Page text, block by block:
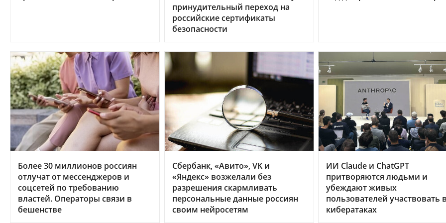
принудительный переход на
российские сертификаты
безопасности
Более 30 миллионов россиян
отлучат от мессенджеров и
соцсетей по требованию
властей. Операторы связи в
бешенстве
Сбербанк, «Авито», VK и
«Яндекс» возжелали без
разрешения скармливать
персональные данные россиян
своим нейросетям
ИИ Claude и ChatGPT
притворяются людьми и
убеждают живых
пользователей участвовать
кибератаках